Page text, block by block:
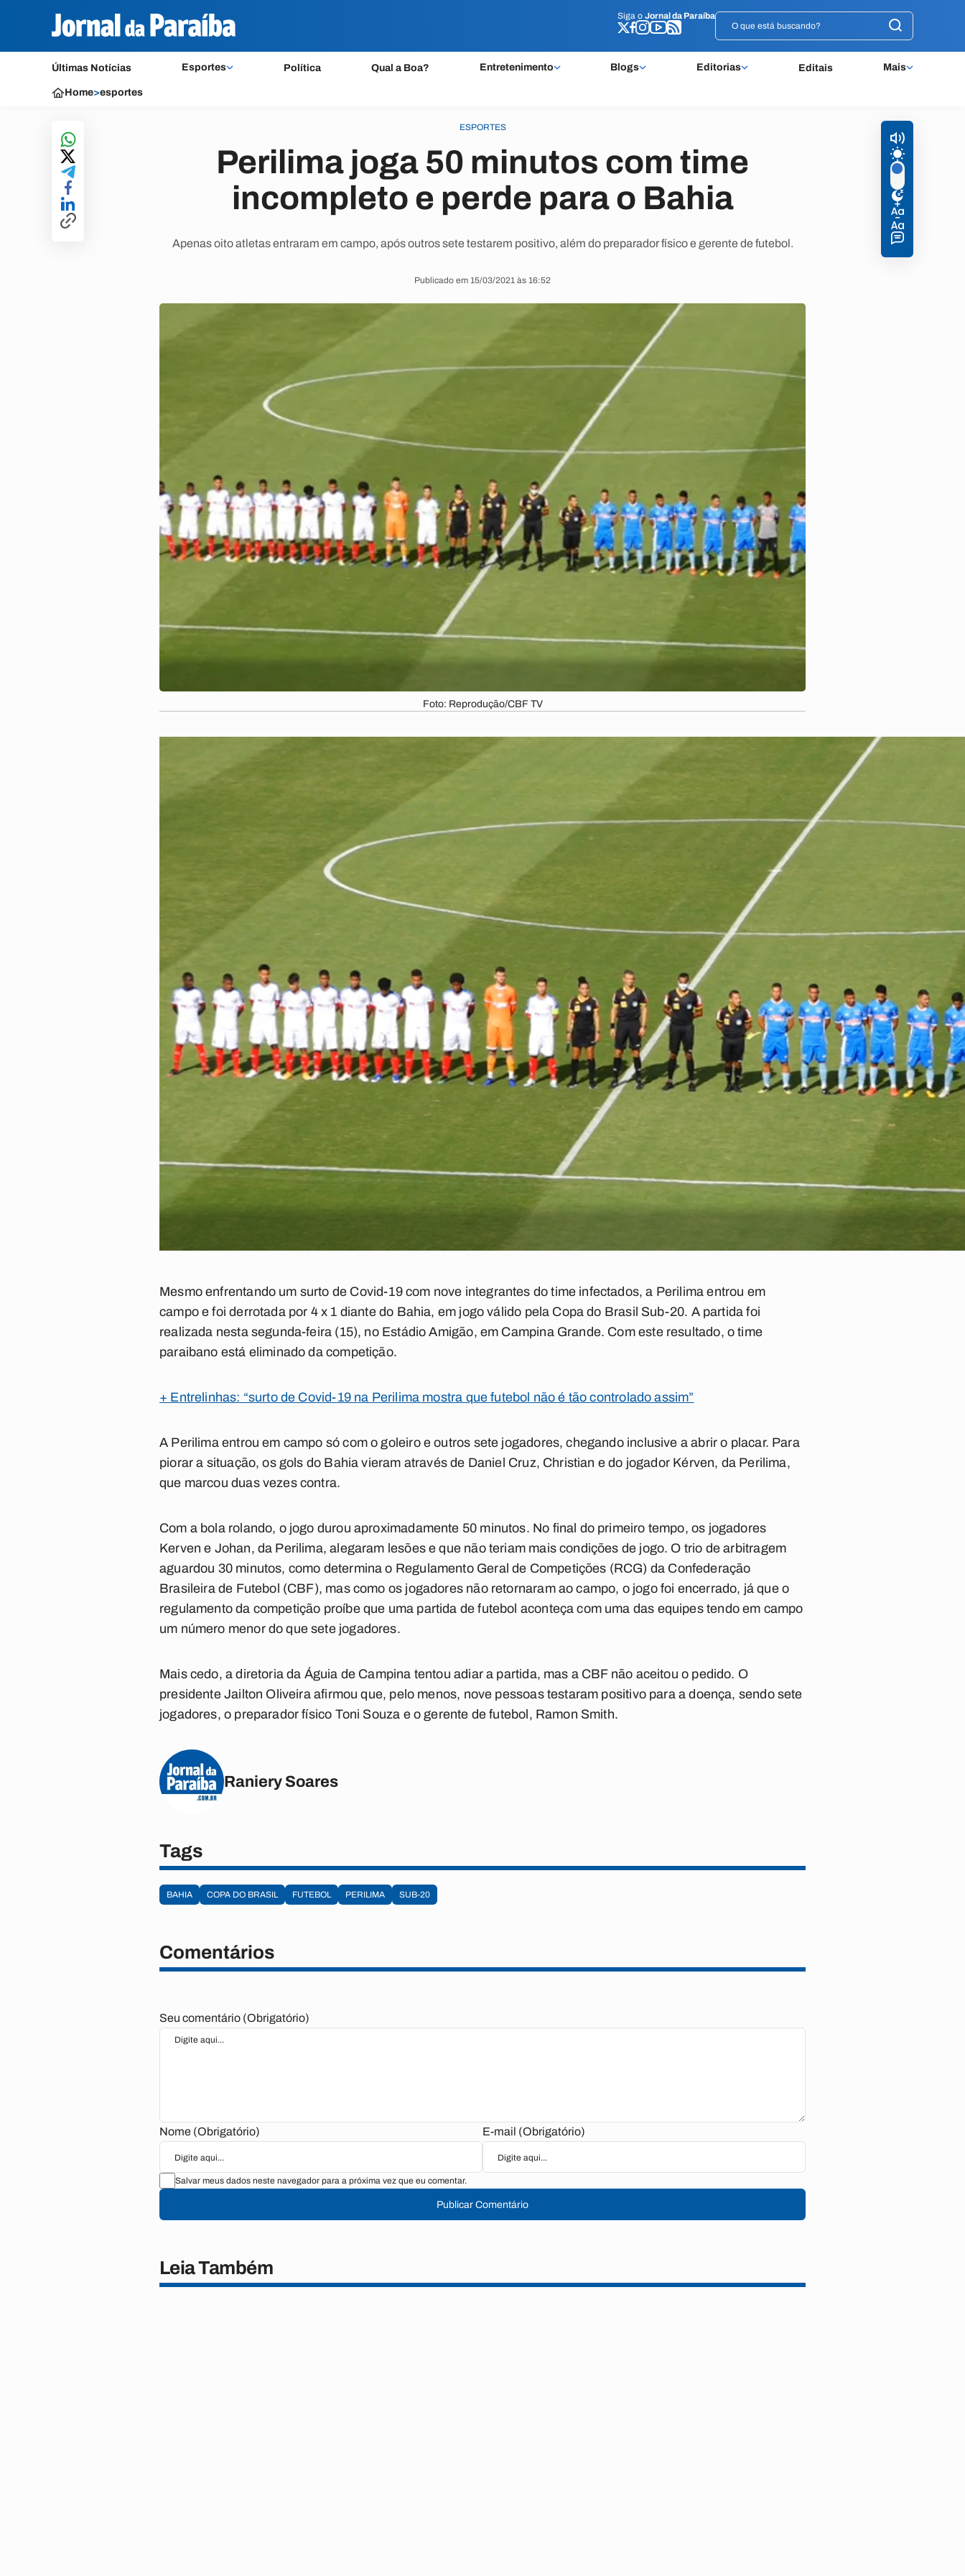
Siga o Jornal da Paraíba
Últimas Notícias Esportes Política Qual a Boa? Entretenimento Blogs Editorias Editais Mais
Siga o Jornal da Paraíba
Home>esportes
ESPORTES
Perilima joga 50 minutos com time
incompleto e perde para o Bahia
Apenas oito atletas entraram em campo, após outros sete testarem positivo, além do preparador físico e gerente de futebol.
Publicado em 15/03/2021 às 16:52
Foto: Reprodução/CBF TV
Mesmo enfrentando um surto de Covid-19 com nove integrantes do time infectados, a Perilima entrou em
campo e foi derrotada por 4 x 1 diante do Bahia, em jogo válido pela Copa do Brasil Sub-20. A partida foi
realizada nesta segunda-feira (15), no Estádio Amigão, em Campina Grande. Com este resultado, o time
paraibano está eliminado da competição.
+ Entrelinhas: “surto de Covid-19 na Perilima mostra que futebol não é tão controlado assim”
A Perilima entrou em campo só com o goleiro e outros sete jogadores, chegando inclusive a abrir o placar. Para
piorar a situação, os gols do Bahia vieram através de Daniel Cruz, Christian e do jogador Kérven, da Perilima,
que marcou duas vezes contra.
Com a bola rolando, o jogo durou aproximadamente 50 minutos. No final do primeiro tempo, os jogadores
Kerven e Johan, da Perilima, alegaram lesões e que não teriam mais condições de jogo. O trio de arbitragem
aguardou 30 minutos, como determina o Regulamento Geral de Competições (RCG) da Confederação
Brasileira de Futebol (CBF), mas como os jogadores não retornaram ao campo, o jogo foi encerrado, já que o
regulamento da competição proíbe que uma partida de futebol aconteça com uma das equipes tendo em campo
um número menor do que sete jogadores.
Mais cedo, a diretoria da Águia de Campina tentou adiar a partida, mas a CBF não aceitou o pedido. O
presidente Jailton Oliveira afirmou que, pelo menos, nove pessoas testaram positivo para a doença, sendo sete
jogadores, o preparador físico Toni Souza e o gerente de futebol, Ramon Smith.
Raniery Soares
Tags
BAHIA COPA DO BRASIL FUTEBOL PERILIMA SUB-20
Comentários
Seu comentário (Obrigatório)
Nome (Obrigatório) E-mail (Obrigatório)
Salvar meus dados neste navegador para a próxima vez que eu comentar.
Publicar Comentário
Leia Também